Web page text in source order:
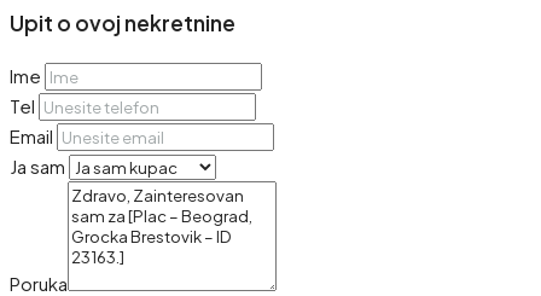
Upit o ovoj nekretnine
Ime
Tel
Email
Ja sam
Poruka